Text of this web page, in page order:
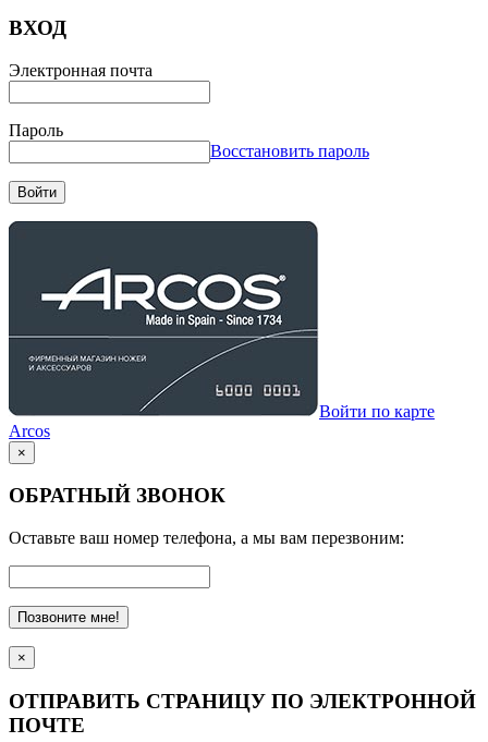
ВХОД
Электронная почта
Пароль
Восстановить пароль
Войти
Войти по карте
Arcos
×
ОБРАТНЫЙ ЗВОНОК
Оставьте ваш номер телефона, а мы вам перезвоним:
Позвоните мне!
×
ОТПРАВИТЬ СТРАНИЦУ ПО ЭЛЕКТРОННОЙ
ПОЧТЕ